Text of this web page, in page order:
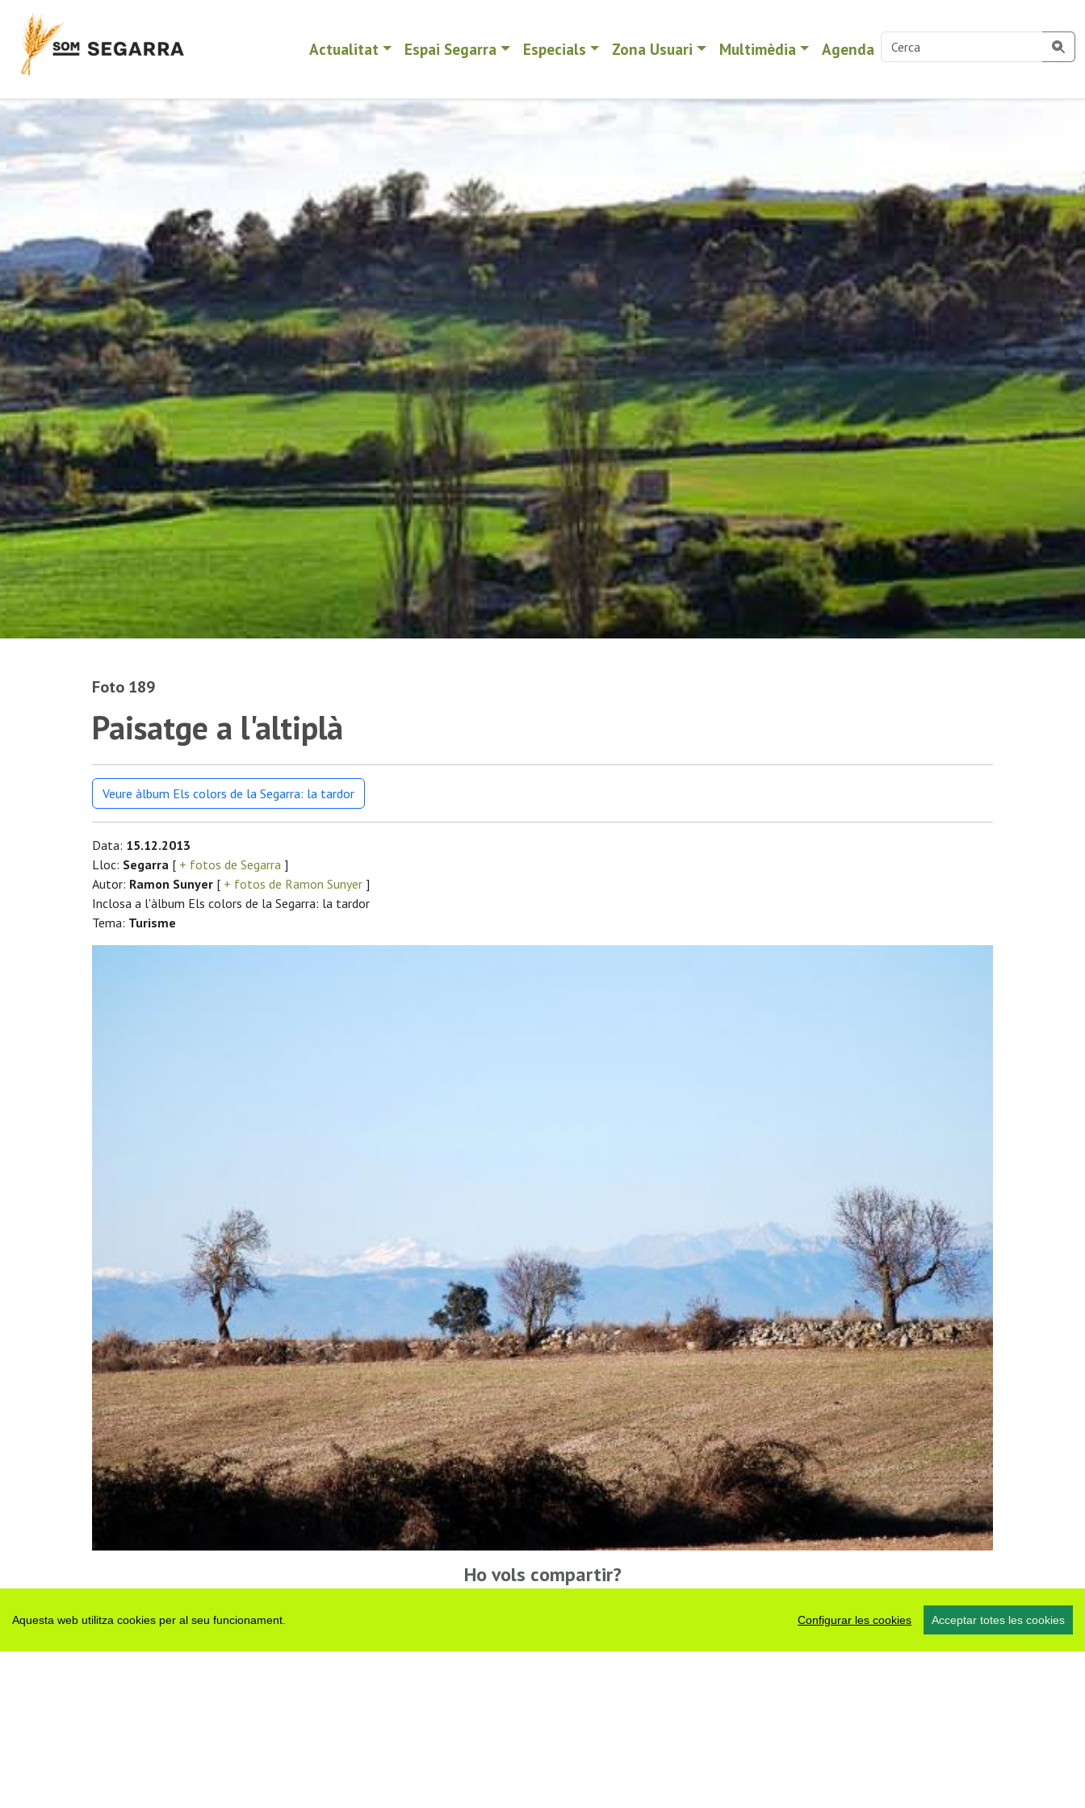
Aquesta web utilitza cookies per al seu funcionament. Configurar les cookies Acceptar totes les cookies
Actualitat Espai Segarra Especials Zona Usuari Multimèdia Agenda
Foto 189
Paisatge a l'altiplà
Veure àlbum Els colors de la Segarra: la tardor
Data: 15.12.2013
Lloc: Segarra [ + fotos de Segarra ]
Autor: Ramon Sunyer [ + fotos de Ramon Sunyer ]
Inclosa a l'àlbum Els colors de la Segarra: la tardor
Tema: Turisme
Ho vols compartir?